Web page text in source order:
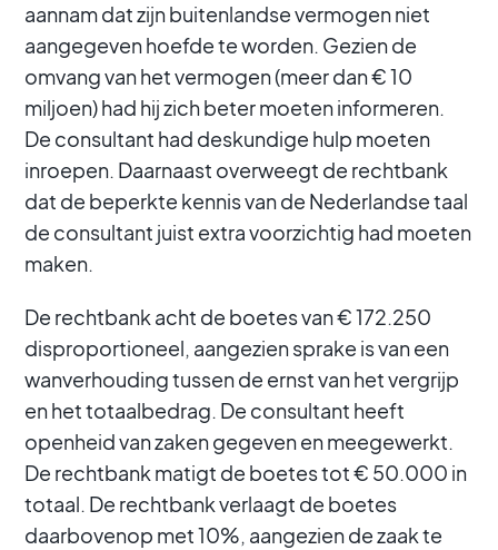
aannam dat zijn buitenlandse vermogen niet
aangegeven hoefde te worden. Gezien de
omvang van het vermogen (meer dan € 10
miljoen) had hij zich beter moeten informeren.
De consultant had deskundige hulp moeten
inroepen. Daarnaast overweegt de rechtbank
dat de beperkte kennis van de Nederlandse taal
de consultant juist extra voorzichtig had moeten
maken.
De rechtbank acht de boetes van € 172.250
disproportioneel, aangezien sprake is van een
wanverhouding tussen de ernst van het vergrijp
en het totaalbedrag. De consultant heeft
openheid van zaken gegeven en meegewerkt.
De rechtbank matigt de boetes tot € 50.000 in
totaal. De rechtbank verlaagt de boetes
daarbovenop met 10%, aangezien de zaak te